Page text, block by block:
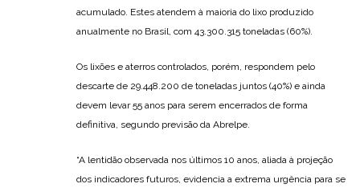
acumulado. Estes atendem à maioria do lixo produzido
anualmente no Brasil, com 43.300.315 toneladas (60%).
Os lixões e aterros controlados, porém, respondem pelo
descarte de 29.448.200 de toneladas juntos (40%) e ainda
devem levar 55 anos para serem encerrados de forma
definitiva, segundo previsão da Abrelpe.
“A lentidão observada nos últimos 10 anos, aliada à projeção
dos indicadores futuros, evidencia a extrema urgência para se